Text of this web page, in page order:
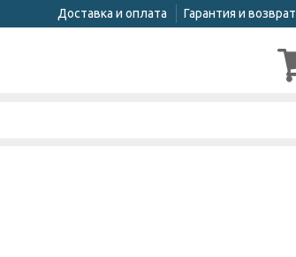
Доставка и оплата Гарантия и возврат